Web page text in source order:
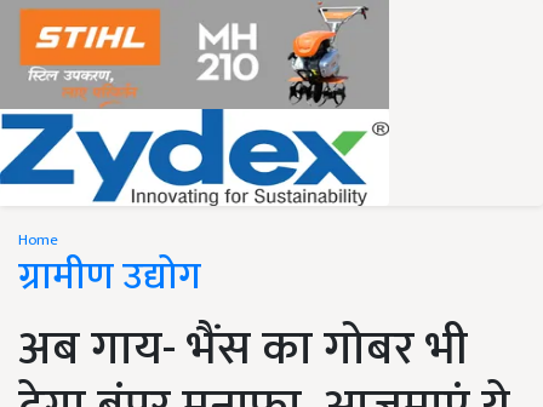
Home
ग्रामीण उद्योग
अब गाय- भैंस का गोबर भी